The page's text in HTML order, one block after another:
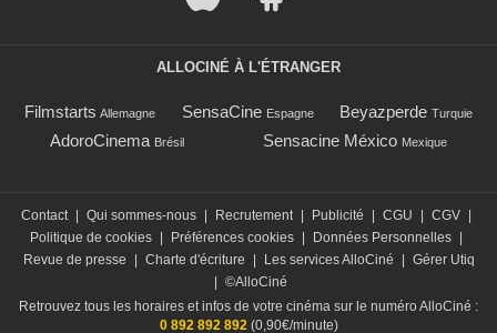
ALLOCINÉ À L'ÉTRANGER
Filmstarts Allemagne SensaCine Espagne Beyazperde Turquie
AdoroCinema Brésil Sensacine México Mexique
Contact | Qui sommes-nous | Recrutement | Publicité | CGU | CGV |
Politique de cookies | Préférences cookies | Données Personnelles |
Revue de presse
| Charte d'écriture | Les services AlloCiné | Gérer Utiq
| ©AlloCiné
Retrouvez tous les horaires et infos de votre cinéma sur le numéro AlloCiné :
0 892 892 892 (0,90€/minute)